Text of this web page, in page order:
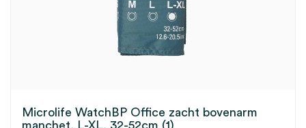
Microlife WatchBP Office zacht bovenarm
manchet, L-XL, 32-52cm (1)